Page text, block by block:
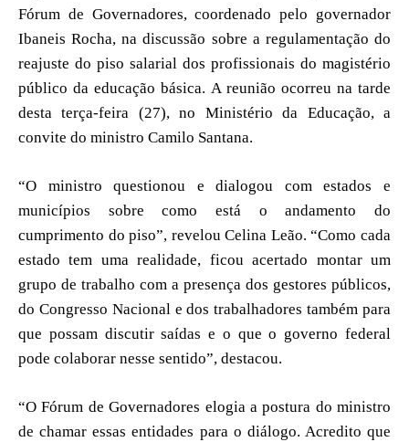
Fórum de Governadores, coordenado pelo governador
Ibaneis Rocha, na discussão sobre a regulamentação do
reajuste do piso salarial dos profissionais do magistério
público da educação básica. A reunião ocorreu na tarde
desta terça-feira (27), no Ministério da Educação, a
convite do ministro Camilo Santana.
“O ministro questionou e dialogou com estados e
municípios sobre como está o andamento do
cumprimento do piso”, revelou Celina Leão. “Como cada
estado tem uma realidade, ficou acertado montar um
grupo de trabalho com a presença dos gestores públicos,
do Congresso Nacional e dos trabalhadores também para
que possam discutir saídas e o que o governo federal
pode colaborar nesse sentido”, destacou.
“O Fórum de Governadores elogia a postura do ministro
de chamar essas entidades para o diálogo. Acredito que